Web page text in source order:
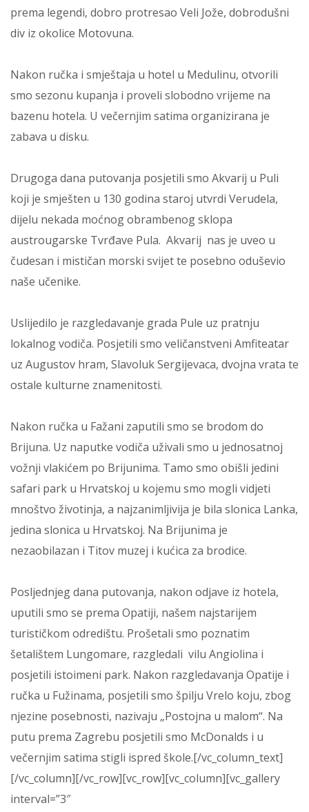
prema legendi, dobro protresao Veli Jože, dobrodušni
div iz okolice Motovuna.
Nakon ručka i smještaja u hotel u Medulinu, otvorili
smo sezonu kupanja i proveli slobodno vrijeme na
bazenu hotela. U večernjim satima organizirana je
zabava u disku.
Drugoga dana putovanja posjetili smo Akvarij u Puli
koji je smješten u 130 godina staroj utvrdi Verudela,
dijelu nekada moćnog obrambenog sklopa
austrougarske Tvrđave Pula. Akvarij nas je uveo u
čudesan i mističan morski svijet te posebno oduševio
naše učenike.
Uslijedilo je razgledavanje grada Pule uz pratnju
lokalnog vodiča. Posjetili smo veličanstveni Amfiteatar
uz Augustov hram, Slavoluk Sergijevaca, dvojna vrata te
ostale kulturne znamenitosti.
Nakon ručka u Fažani zaputili smo se brodom do
Brijuna. Uz naputke vodiča uživali smo u jednosatnoj
vožnji vlakićem po Brijunima. Tamo smo obišli jedini
safari park u Hrvatskoj u kojemu smo mogli vidjeti
mnoštvo životinja, a najzanimljivija je bila slonica Lanka,
jedina slonica u Hrvatskoj. Na Brijunima je
nezaobilazan i Titov muzej i kućica za brodice.
Posljednjeg dana putovanja, nakon odjave iz hotela,
uputili smo se prema Opatiji, našem najstarijem
turističkom odredištu. Prošetali smo poznatim
šetalištem Lungomare, razgledali vilu Angiolina i
posjetili istoimeni park. Nakon razgledavanja Opatije i
ručka u Fužinama, posjetili smo špilju Vrelo koju, zbog
njezine posebnosti, nazivaju „Postojna u malom“. Na
putu prema Zagrebu posjetili smo McDonalds i u
večernjim satima stigli ispred škole.[/vc_column_text]
[/vc_column][/vc_row][vc_row][vc_column][vc_gallery
interval=”3″